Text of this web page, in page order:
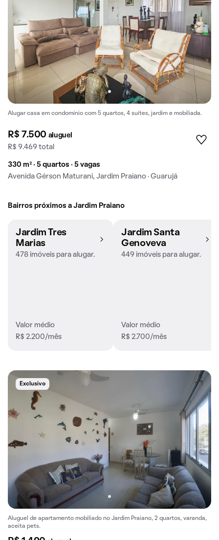
Alugar casa em condomínio com 5 quartos, 4 suítes, jardim e mobiliada.
R$ 7.500 aluguel
R$ 9.469 total
330 m² · 5 quartos · 5 vagas
Avenida Gérson Maturani, Jardim Praiano · Guarujá
Bairros próximos a Jardim Praiano
Jardim Tres
Marias
478 imóveis para alugar.
Valor médio
R$ 2.200/mês
Jardim Santa
Genoveva
449 imóveis para alugar.
Valor médio
R$ 2.700/mês
Exclusivo
Aluguel de apartamento mobiliado no Jardim Praiano, 2 quartos, varanda,
aceita pets.